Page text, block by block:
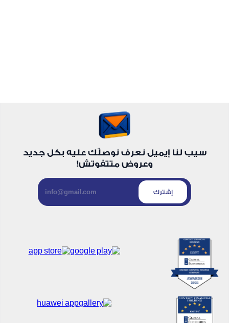
سيب لنا إيميل نعرف نوصلّك عليه بكل جديد
وعروض متتفوتش!
إشترك